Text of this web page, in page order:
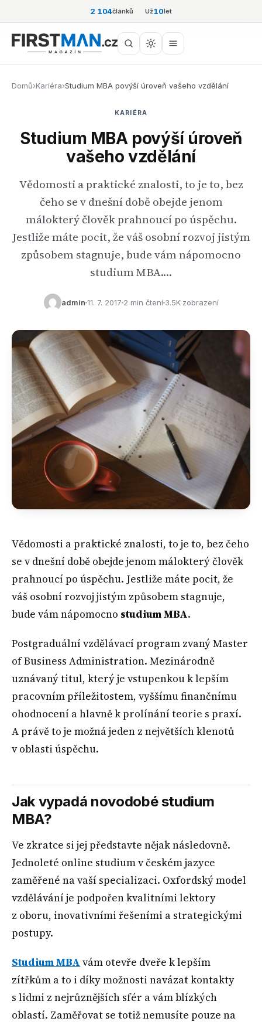
2 104článků Už10let
Domů›Kariéra›Studium MBA povýší úroveň vašeho vzdělání
KARIÉRA
Studium MBA povýší úroveň
vašeho vzdělání
Vědomosti a praktické znalosti, to je to, bez
čeho se v dnešní době obejde jenom
málokterý člověk prahnoucí po úspěchu.
Jestliže máte pocit, že váš osobní rozvoj jistým
způsobem stagnuje, bude vám nápomocno
studium MBA.…
admin 11. 7. 2017 2 min čtení3.5K zobrazení
Vědomosti a praktické znalosti, to je to, bez čeho
se v dnešní době obejde jenom málokterý člověk
prahnoucí po úspěchu. Jestliže máte pocit, že
váš osobní rozvoj jistým způsobem stagnuje,
bude vám nápomocno studium MBA.
Postgraduální vzdělávací program zvaný Master
of Business Administration. Mezinárodně
uznávaný titul, který je vstupenkou k lepším
pracovním příležitostem, vyššímu finančnímu
ohodnocení a hlavně k prolínání teorie s praxí.
A právě to je možná jeden z největších klenotů
v oblasti úspěchu.
Jak vypadá novodobé studium
MBA?
Ve zkratce si jej představte nějak následovně.
Jednoleté online studium v českém jazyce
zaměřené na vaší specializaci. Oxfordský model
vzdělávání je podpořen kvalitními lektory
z oboru, inovativními řešeními a strategickými
postupy.
Studium MBA vám otevře dveře k lepším
zítřkům a to i díky možnosti navázat kontakty
s lidmi z nejrůznějších sfér a vám blízkých
oblastí. Zaměřovat se totiž nemusíte pouze na